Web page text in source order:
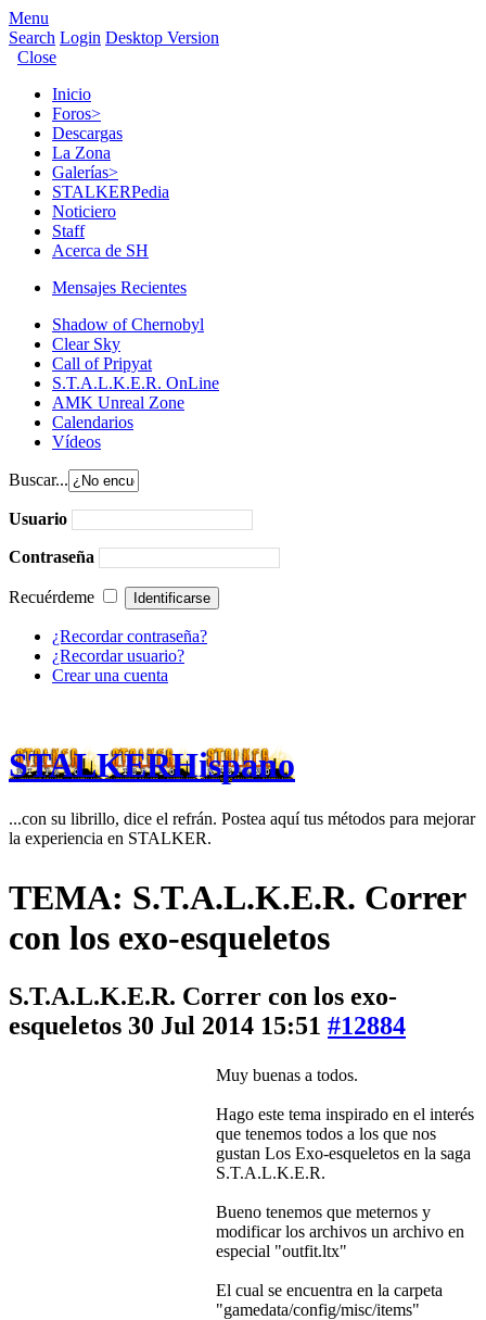
Menu
Search Login Desktop Version
Close
Inicio
Foros>
Descargas
La Zona
Galerías>
STALKERPedia
Noticiero
Staff
Acerca de SH
Mensajes Recientes
Shadow of Chernobyl
Clear Sky
Call of Pripyat
S.T.A.L.K.E.R. OnLine
AMK Unreal Zone
Calendarios
Vídeos
Buscar...
Usuario
Contraseña
Recuérdeme
¿Recordar contraseña?
¿Recordar usuario?
Crear una cuenta
STALKERHispano
...con su librillo, dice el refrán. Postea aquí tus métodos para mejorar
la experiencia en STALKER.
TEMA: S.T.A.L.K.E.R. Correr
con los exo-esqueletos
S.T.A.L.K.E.R. Correr con los exo-
esqueletos 30 Jul 2014 15:51 #12884
Muy buenas a todos.
Hago este tema inspirado en el interés
que tenemos todos a los que nos
gustan Los Exo-esqueletos en la saga
S.T.A.L.K.E.R.
Bueno tenemos que meternos y
modificar los archivos un archivo en
especial "outfit.ltx"
El cual se encuentra en la carpeta
"gamedata/config/misc/items"